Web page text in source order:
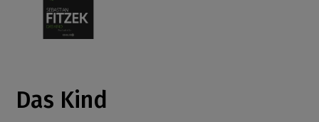
Das Kind